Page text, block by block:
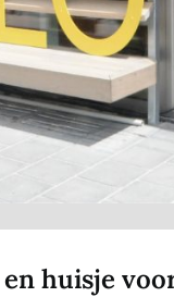
huisje